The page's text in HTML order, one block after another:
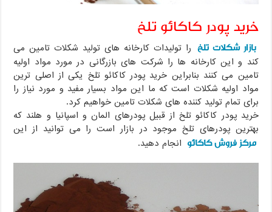
خرید پودر کاکائو تلخ
بازار شکلات تلخ را تولیدات کارخانه های تولید شکلات تامین می
کند و این کارخانه ها را شرکت های بازرگانی در مورد مواد اولیه
تامین می کنند بنابراین خرید پودر کاکائو تلخ یکی از اصلی ترین
مواد اولیه شکلات است که ما این مواد بسیار مفید و مورد نیاز را
برای تمام تولید کننده های شکلات تامین خواهیم کرد.
خرید پودر کاکائو تلخ از قبیل پودرهای المان و اسپانیا و هلند که
بهترین پودرهای تلخ موجود در بازار است را می توانید از این
مرکز فروش کاکائو انجام دهید.